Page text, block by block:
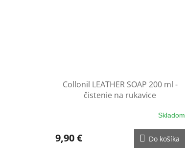
Collonil LEATHER SOAP 200 ml -
čistenie na rukavice
Skladom
9,90 € Do košíka